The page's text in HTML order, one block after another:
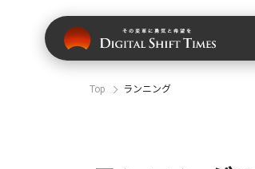
Top ランニング